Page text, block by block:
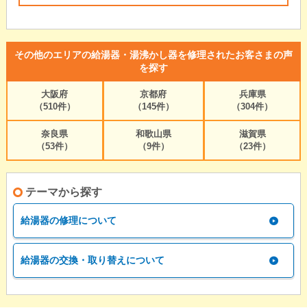
その他のエリアの給湯器・湯沸かし器を修理されたお客さまの声
を探す
大阪府
（510件）
京都府
（145件）
兵庫県
（304件）
奈良県
（53件）
和歌山県
（9件）
滋賀県
（23件）
テーマから探す
給湯器の修理について
給湯器の交換・取り替えについて